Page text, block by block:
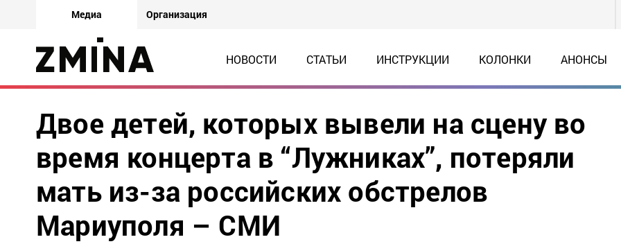
Медиа Организация
НОВОСТИ СТАТЬИ ИНСТРУКЦИИ КОЛОНКИ АНОНСЫ
Двое детей, которых вывели на сцену во
время концерта в “Лужниках”, потеряли
мать из-за российских обстрелов
Мариуполя – СМИ